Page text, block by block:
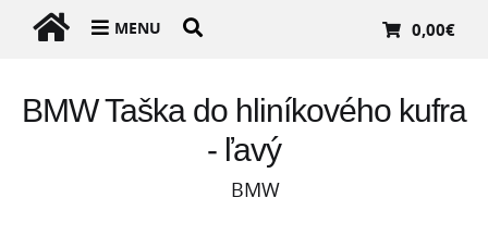
MENU 0,00€
BMW Taška do hliníkového kufra
- ľavý
BMW